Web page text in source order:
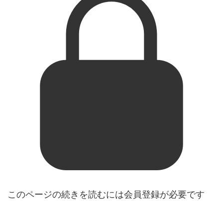
このページの続きを読むには会員登録が必要です